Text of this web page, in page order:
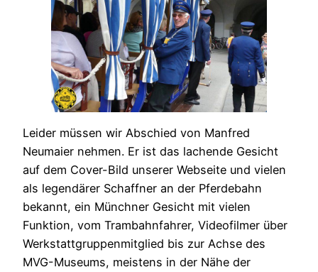
Leider müssen wir Abschied von Manfred
Neumaier nehmen. Er ist das lachende Gesicht
auf dem Cover-Bild unserer Webseite und vielen
als legendärer Schaffner an der Pferdebahn
bekannt, ein Münchner Gesicht mit vielen
Funktion, vom Trambahnfahrer, Videofilmer über
Werkstattgruppenmitglied bis zur Achse des
MVG-Museums, meistens in der Nähe der